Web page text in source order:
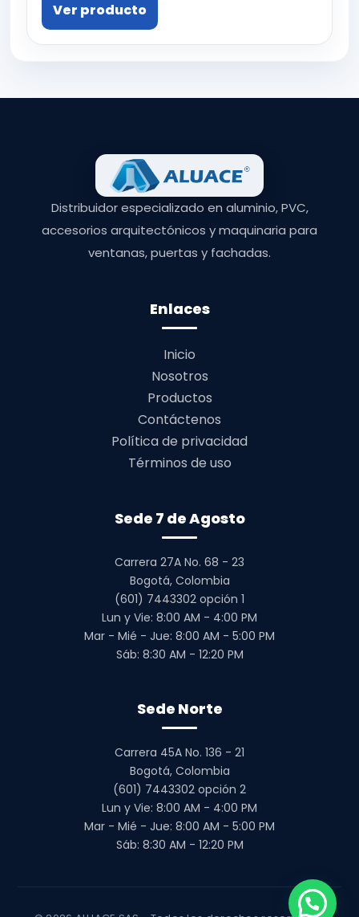
Ver producto
Distribuidor especializado en aluminio, PVC,
accesorios arquitectónicos y maquinaria para
ventanas, puertas y fachadas.
Enlaces
Inicio
Nosotros
Productos
Contáctenos
Política de privacidad
Términos de uso
Sede 7 de Agosto
Carrera 27A No. 68 - 23
Bogotá, Colombia
(601) 7443302 opción 1
Lun y Vie: 8:00 AM - 4:00 PM
Mar - Mié - Jue: 8:00 AM - 5:00 PM
Sáb: 8:30 AM - 12:20 PM
Sede Norte
Carrera 45A No. 136 - 21
Bogotá, Colombia
(601) 7443302 opción 2
Lun y Vie: 8:00 AM - 4:00 PM
Mar - Mié - Jue: 8:00 AM - 5:00 PM
Sáb: 8:30 AM - 12:20 PM